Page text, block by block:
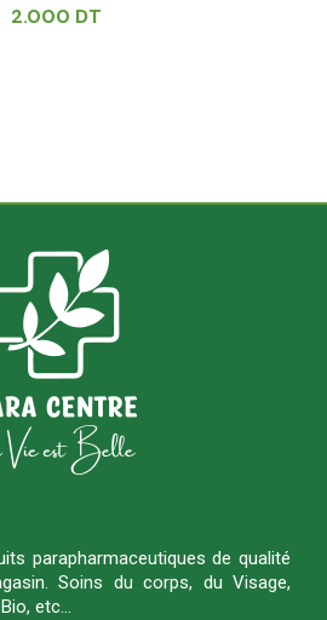
2.000 DT
parapharmaceutiques de qualité
Soins du corps, du Visage,
etc…